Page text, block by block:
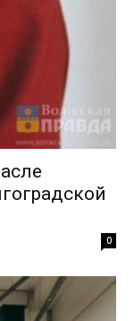
0